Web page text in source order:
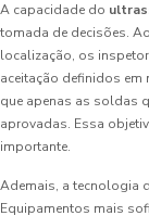
A capacidade do
tomada de decisões.
localização, os
aceitação definidos em
que apenas as soldas
aprovadas. Essa
importante.
Ademais, a tecnologia
Equipamentos mais